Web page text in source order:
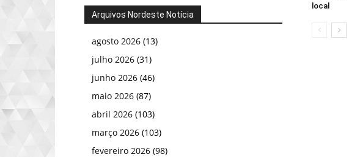
local
Arquivos Nordeste Notícia
agosto 2026 (13)
julho 2026 (31)
junho 2026 (46)
maio 2026 (87)
abril 2026 (103)
março 2026 (103)
fevereiro 2026 (98)